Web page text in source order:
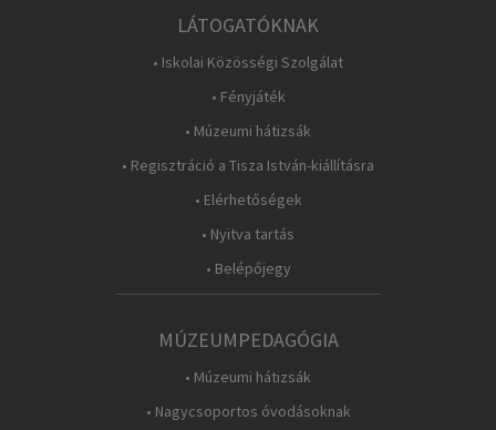
LÁTOGATÓKNAK
• Iskolai Közösségi Szolgálat
• Fényjáték
• Múzeumi hátizsák
• Regisztráció a Tisza István-kiállításra
• Elérhetőségek
• Nyitva tartás
• Belépőjegy
MÚZEUMPEDAGÓGIA
• Múzeumi hátizsák
• Nagycsoportos óvodásoknak